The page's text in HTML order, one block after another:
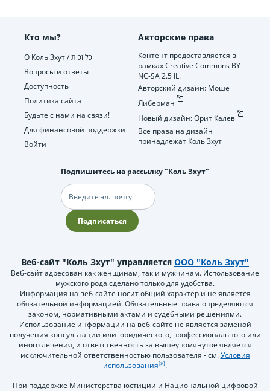
Кто мы?
О Коль Зхут / כל זכות
Вопросы и ответы
Доступность
Политика сайта
Будьте с нами на связи!
Для финансовой поддержки
Войти
Авторские права
Контент предоставляется в
рамках Creative Commons BY-
NC-SA 2.5 IL.
Авторский дизайн: Моше
Либерман
Новый дизайн: Орит Калев
Все права на дизайн
принадлежат Коль Зхут
Подпишитесь на рассылку "Коль Зхут"
Электронная
почта
Подписаться
Веб-сайт "Коль Зхут" управляется ООО "Коль Зхут"
Веб-сайт адресован как женщинам, так и мужчинам. Использование
мужского рода сделано только для удобства.
Информация на веб-сайте носит общий характер и не является
обязательной информацией. Обязательные права определяются
законом, нормативными актами и судебными решениями.
Использование информации на веб-сайте не является заменой
получения консультации или юридического, профессионального или
иного лечения, и ответственность за вышеупомянутое является
исключительной ответственностью пользователя - см.Условия
использования
.
При поддержке Министерства юстиции и Национальной цифровой